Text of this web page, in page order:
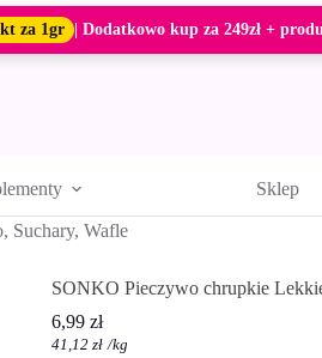
za 1gr | Dodatkowo kup za 249zł +
Sklep
Suchary, Wafle
SONKO Pieczywo chrupkie
6,99 zł
41,12 zł /kg